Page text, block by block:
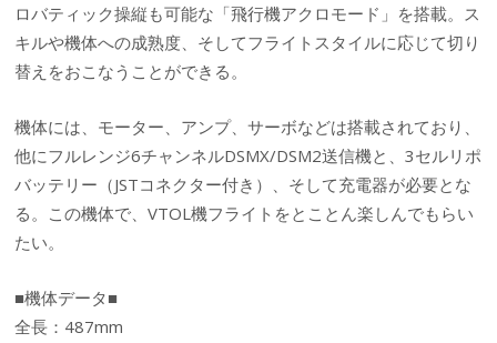
ロバティック操縦も可能な「飛行機アクロモード」を搭載。ス
キルや機体への成熟度、そしてフライトスタイルに応じて切り
替えをおこなうことができる。
機体には、モーター、アンプ、サーボなどは搭載されており、
他にフルレンジ6チャンネルDSMX/DSM2送信機と、3セルリポ
バッテリー（JSTコネクター付き）、そして充電器が必要とな
る。この機体で、VTOL機フライトをとことん楽しんでもらい
たい。
■機体データ■
全長：487mm